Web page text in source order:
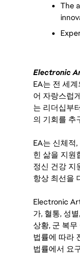
The
Electronic
EA는 전 세
어 자랑스럽
는 리더십부
의 기회를 추
EA는 신체적
힌 삶을 지원
정신 건강 지
항상 최선을
Electronic
가, 혈통, 성
상황, 군 복
법률에 따라
법률에서 요